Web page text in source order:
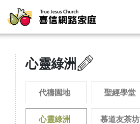
心靈綠洲
代禱園地 聖經學堂
心靈綠洲 慕道友茶坊